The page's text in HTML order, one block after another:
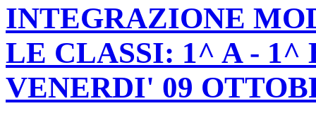
INTEGRAZIONE
LE CLASSI: 1^ A - 1^
VENERDI' 09